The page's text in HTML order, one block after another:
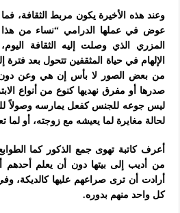
وعند هذه الأخيرة يكون مربط الثقافة، فما
عوض في عملها الدرامي “نساء من
المزري الذي وصلت إليه الثقافة
الإلهام في حياة المثقفين تتحول بعد فترة
من بعض الصور لا بأس إن هي وعن
صدرها أو مفرق نهديها كنوع من أنواع
ليس جوعه للجنس كفعل يمارسه وصولاً
لحالة مغايرة لما يعيشه مع زوجته، أو لما
أعرف كاتبة تهوى جمع الذكور كما
من أديب إلى بيتها دون أن يعلم أحدهم أن
أرادت أن ترى صراعهم عليها كالديكة،
كل واحد منهم بدوره.